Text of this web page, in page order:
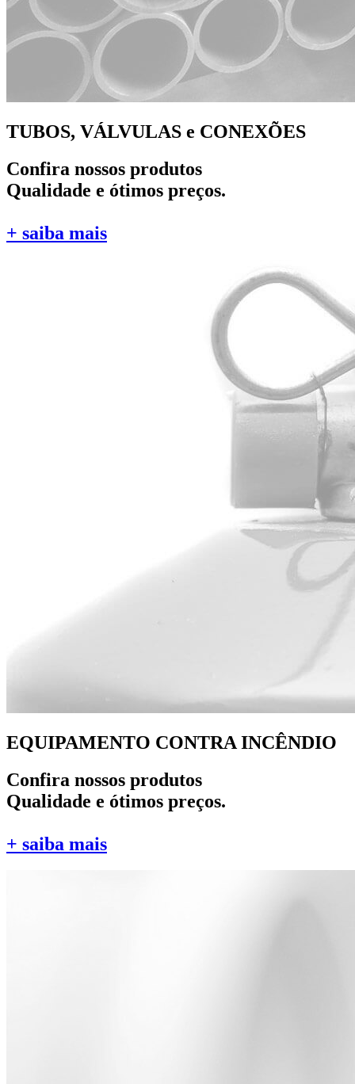
TUBOS, VÁLVULAS e CONEXÕES
Confira nossos produtos
Qualidade e ótimos preços.
+ saiba mais
EQUIPAMENTO CONTRA INCÊNDIO
Confira nossos produtos
Qualidade e ótimos preços.
+ saiba mais